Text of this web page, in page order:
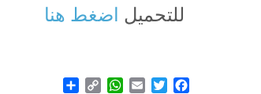
للتحميل اضغط هنا
Facebook
Twitter
Email
WhatsApp
Copy